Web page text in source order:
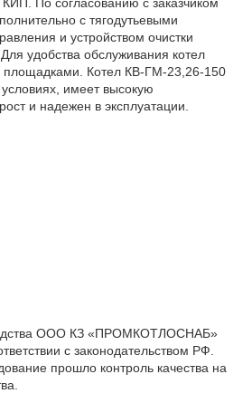
с тягодутьевыми
и устройством очистки
удобства обслуживания котел
Котел КВ-ГМ-23,26-150
условиях, имеет высокую
и надежен в эксплуатации.
ООО КЗ «ПРОМКОТЛОСНАБ»
с законодательством РФ.
прошло контроль качества на